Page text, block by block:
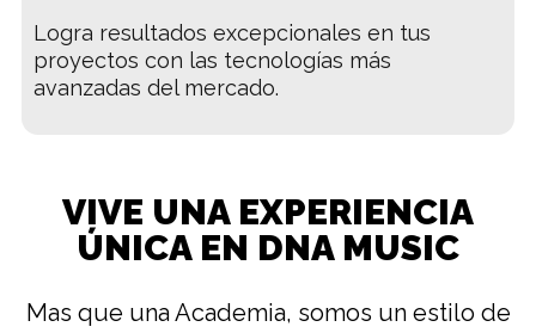
Logra resultados excepcionales en tus
proyectos con las tecnologías más
avanzadas del mercado.
VIVE UNA EXPERIENCIA
ÚNICA EN DNA MUSIC
Mas que una Academia, somos un estilo de